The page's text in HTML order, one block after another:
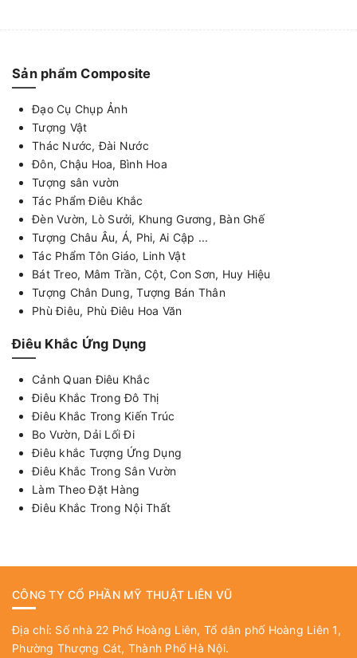
Sản phẩm Composite
Đạo Cụ Chụp Ảnh
Tượng Vật
Thác Nước, Đài Nước
Đôn, Chậu Hoa, Bình Hoa
Tượng sân vườn
Tác Phẩm Điêu Khắc
Đèn Vườn, Lò Sưởi, Khung Gương, Bàn Ghế
Tượng Châu Âu, Á, Phi, Ai Cập ...
Tác Phẩm Tôn Giáo, Linh Vật
Bát Treo, Mâm Trần, Cột, Con Sơn, Huy Hiệu
Tượng Chân Dung, Tượng Bán Thân
Phù Điêu, Phù Điêu Hoa Văn
Điêu Khắc Ứng Dụng
Cảnh Quan Điêu Khắc
Điêu Khắc Trong Đô Thị
Điêu Khắc Trong Kiến Trúc
Bo Vườn, Dải Lối Đi
Điêu khắc Tượng Ứng Dụng
Điêu Khắc Trong Sân Vườn
Làm Theo Đặt Hàng
Điêu Khắc Trong Nội Thất
CÔNG TY CỔ PHẦN MỸ THUẬT LIÊN VŨ
Địa chỉ: Số nhà 22 Phố Hoàng Liên, Tổ dân phố Hoàng Liên 1,
Phường Thượng Cát, Thành Phố Hà Nội.